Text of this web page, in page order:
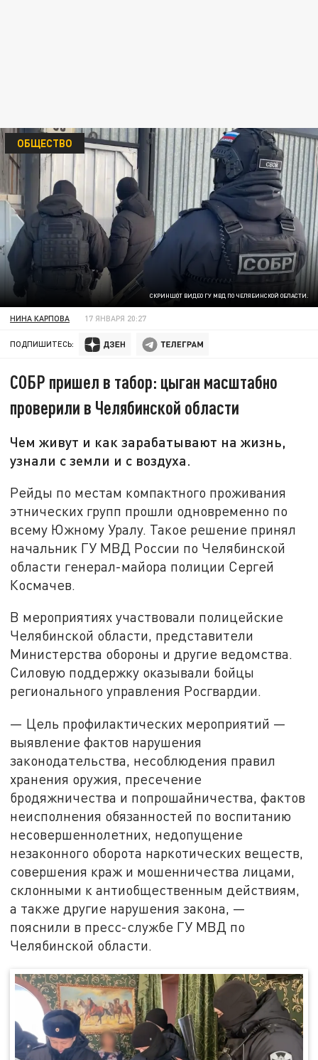
СКРИНШОТ ВИДЕО ГУ МВД ПО ЧЕЛЯБИНСКОЙ ОБЛАСТИ.
ОБЩЕСТВО
НИНА КАРПОВА 17 ЯНВАРЯ 20:27
ПОДПИШИТЕСЬ:
СОБР пришел в табор: цыган масштабно
проверили в Челябинской области
Чем живут и как зарабатывают на жизнь,
узнали с земли и с воздуха.
Рейды по местам компактного проживания
этнических групп прошли одновременно по
всему Южному Уралу. Такое решение принял
начальник ГУ МВД России по Челябинской
области генерал-майора полиции Сергей
Космачев.
В мероприятиях участвовали полицейские
Челябинской области, представители
Министерства обороны и другие ведомства.
Силовую поддержку оказывали бойцы
регионального управления Росгвардии.
— Цель профилактических мероприятий —
выявление фактов нарушения
законодательства, несоблюдения правил
хранения оружия, пресечение
бродяжничества и попрошайничества, фактов
неисполнения обязанностей по воспитанию
несовершеннолетних, недопущение
незаконного оборота наркотических веществ,
совершения краж и мошенничества лицами,
склонными к антиобщественным действиям,
а также другие нарушения закона, —
пояснили в пресс-службе ГУ МВД по
Челябинской области.